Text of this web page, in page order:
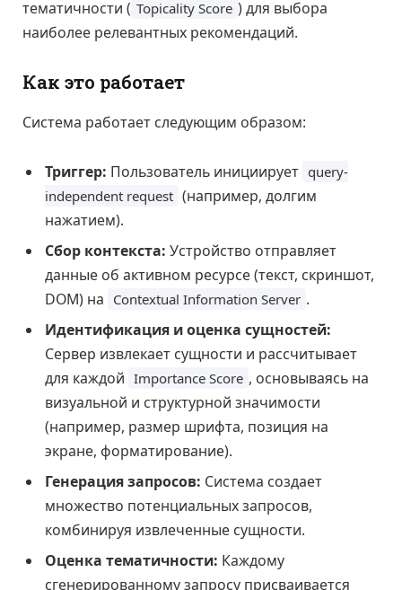
тематичности ( Topicality Score ) для выбора
наиболее релевантных рекомендаций.
Как это работает
Система работает следующим образом:
Триггер: Пользователь инициирует query-
independent request (например, долгим
нажатием).
Сбор контекста: Устройство отправляет
данные об активном ресурсе (текст, скриншот,
DOM) на Contextual Information Server .
Идентификация и оценка сущностей:
Сервер извлекает сущности и рассчитывает
для каждой Importance Score , основываясь на
визуальной и структурной значимости
(например, размер шрифта, позиция на
экране, форматирование).
Генерация запросов: Система создает
множество потенциальных запросов,
комбинируя извлеченные сущности.
Оценка тематичности: Каждому
сгенерированному запросу присваивается